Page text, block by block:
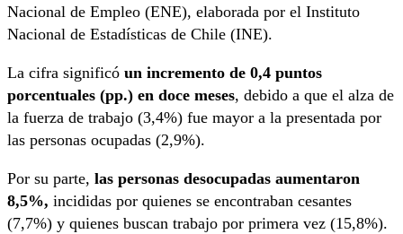
Nacional de Empleo (ENE), elaborada por el Instituto
Nacional de Estadísticas de Chile (INE).
La cifra significó un incremento de 0,4 puntos
porcentuales (pp.) en doce meses, debido a que el alza de
la fuerza de trabajo (3,4%) fue mayor a la presentada por
las personas ocupadas (2,9%).
Por su parte, las personas desocupadas aumentaron
8,5%, incididas por quienes se encontraban cesantes
(7,7%) y quienes buscan trabajo por primera vez (15,8%).